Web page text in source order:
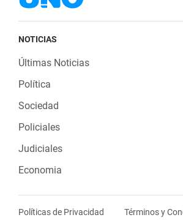
NOTICIAS
Últimas Noticias
Política
Sociedad
Policiales
Judiciales
Economia
Políticas de Privacidad Términos y